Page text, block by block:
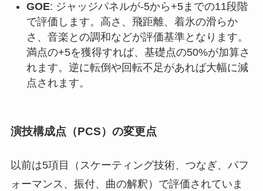
GOE: ジャッジパネルが-5から+5までの11段階
で評価します。高さ、飛距離、着氷の滑らか
さ、音楽との調和などが評価基準となります。
満点の+5を獲得すれば、基礎点の50%が加算さ
れます。逆に転倒や回転不足があれば大幅に減
点されます。
演技構成点（PCS）の変更点
以前は5項目（スケーティング技術、つなぎ、パフ
ォーマンス、振付、曲の解釈）で評価されていま